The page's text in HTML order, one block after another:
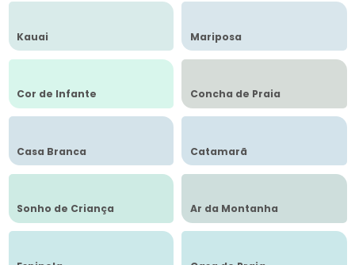
Kauai Mariposa
Cor de Infante Concha de Praia
Casa Branca Catamarã
Sonho de Criança Ar da Montanha